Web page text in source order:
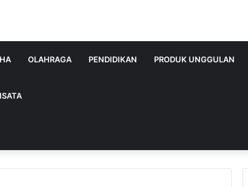
OLAHRAGA PENDIDIKAN PRODUK UNGGULAN